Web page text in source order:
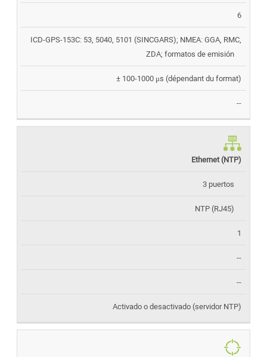
6
ICD-GPS-153C: 53, 5040, 5101 (SINCGARS); NMEA: GGA, RMC,
ZDA; formatos de emisión
± 100-1000 μs (dépendant du format)
--
Ethernet (NTP)
3 puertos
NTP (RJ45)
1
--
--
Activado o desactivado (servidor NTP)